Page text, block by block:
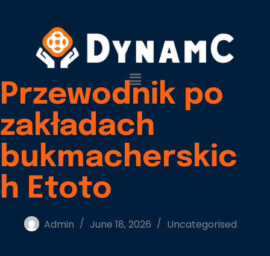
Przewodnik po
zakładach
bukmacherskic
h Etoto
Admin June 18, 2026 Uncategorised